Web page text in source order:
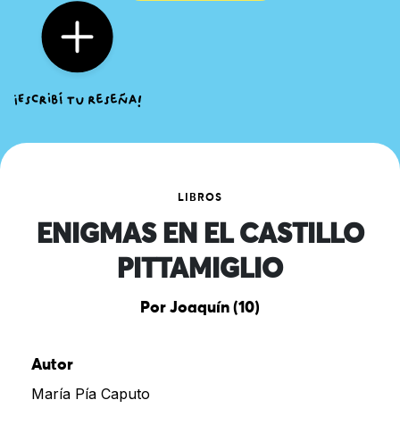
LIBROS
ENIGMAS EN EL CASTILLO
PITTAMIGLIO
Por Joaquín (10)
Autor
María Pía Caputo